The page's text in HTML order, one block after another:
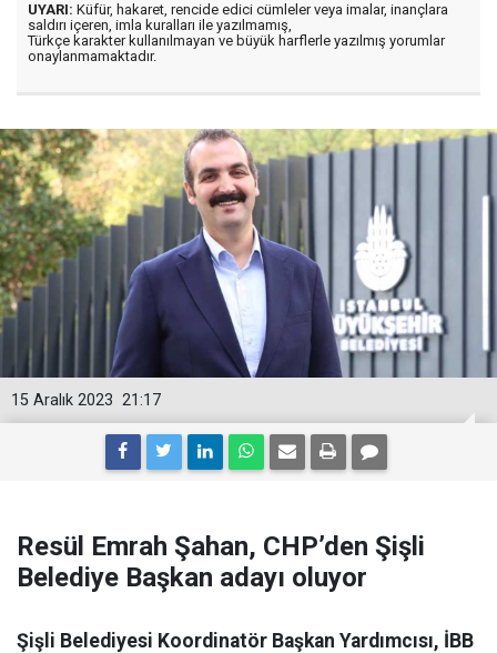
UYARI: Küfür, hakaret, rencide edici cümleler veya imalar, inançlara
saldırı içeren, imla kuralları ile yazılmamış,
Türkçe karakter kullanılmayan ve büyük harflerle yazılmış yorumlar
onaylanmamaktadır.
21:17
15 Aralık 2023
Resül Emrah Şahan, CHP’den Şişli
Belediye Başkan adayı oluyor
Şişli Belediyesi Koordinatör Başkan Yardımcısı, İBB